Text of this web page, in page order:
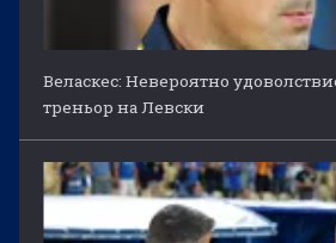
Веласкес: Невероятно
треньор на Левски